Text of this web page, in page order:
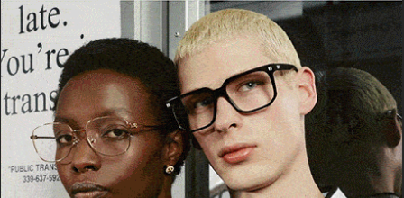
Olbia, a fuoco due furgoni e un deposito attrezzi
Agosto 2026
ARCHIVI
Archivi